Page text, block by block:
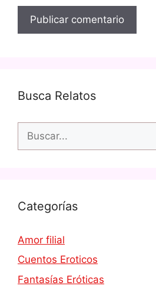
Busca Relatos
Categorías
Amor filial
Cuentos Eroticos
Fantasías Eróticas